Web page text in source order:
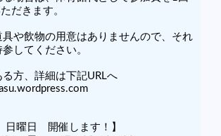
だきます。
具や飲物の用意はありませんので、それ
してください。
る方、詳細は下記URLへ
曜日 開催します！】